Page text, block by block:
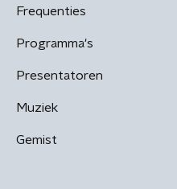
Frequenties
Programma's
Presentatoren
Muziek
Gemist